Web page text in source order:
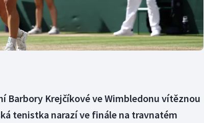
Barbory Krejčíkové ve Wimbledonu vítěznou
tenistka narazí ve finále na travnatém